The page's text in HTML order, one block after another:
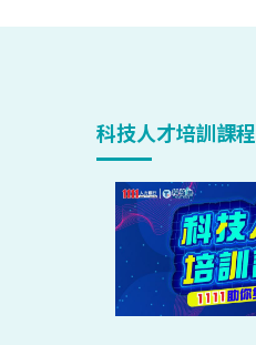
科技人才培訓課程